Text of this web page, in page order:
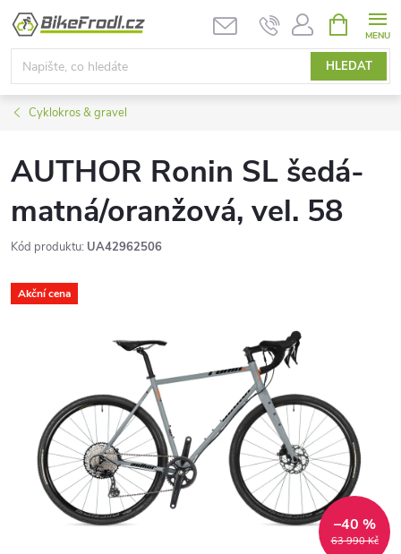
Přejít
obsah
HLEDAT
NÁKUPNÍ
KOŠÍK
Cyklokros & gravel
AUTHOR Ronin SL šedá-
matná/oranžová, vel. 58
Kód produktu: UA42962506
Akční cena
63 990 Kč
–40 %